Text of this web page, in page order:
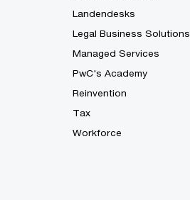
Landendesks
Legal Business Solutions
Managed Services
PwC's Academy
Reinvention
Tax
Workforce